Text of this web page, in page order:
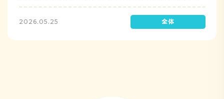
た。前庭（駐車場）に全体集合をして人数確認をした後、各ク
ラスに戻り、主担任が防災関係の講話をしました。 ※当園は、
地震発生時は敷地内に避難することを想定（敷地面積が広いた
2026.05.25